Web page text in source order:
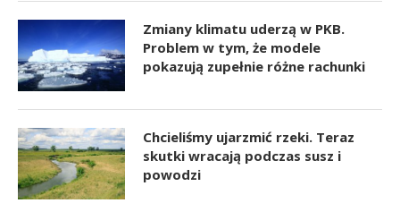
Zmiany klimatu uderzą w PKB.
Problem w tym, że modele
pokazują zupełnie różne rachunki
Chcieliśmy ujarzmić rzeki. Teraz
skutki wracają podczas susz i
powodzi